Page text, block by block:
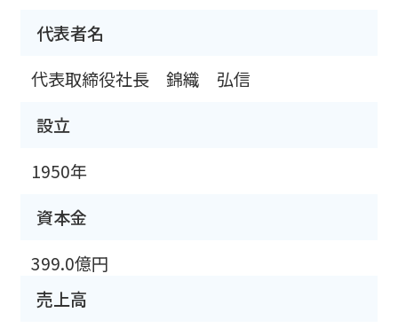
代表者名
代表取締役社長 錦織 弘信
設立
1950年
資本金
399.0億円
売上高